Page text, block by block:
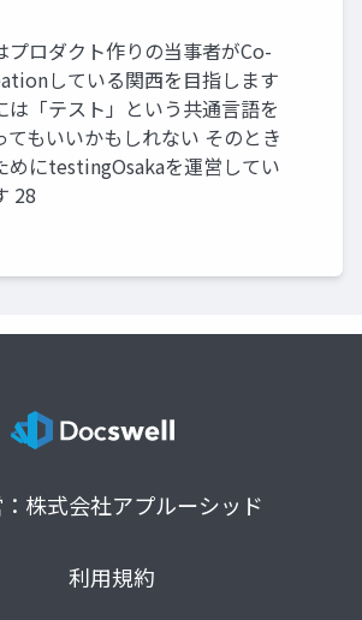
プロダクト作りの当事者がCo-
している関西を目指します
は「テスト」という共通言語を
てもいいかもしれない そのとき
めにtestingOsakaを運営してい
28
株式会社アプルーシッド
利用規約